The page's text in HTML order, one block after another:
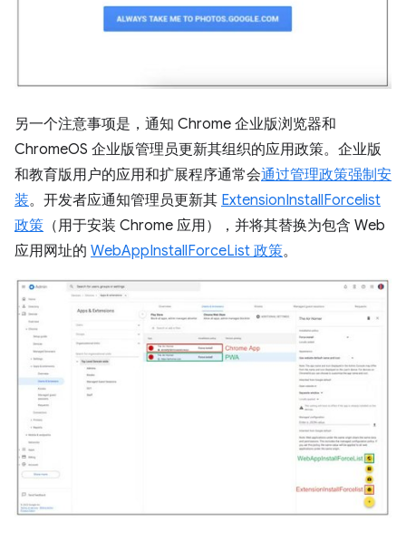
另一个注意事项是，通知 Chrome 企业版浏览器和
ChromeOS 企业版管理员更新其组织的应用政策。企业版
和教育版用户的应用和扩展程序通常会通过管理政策强制安
装。开发者应通知管理员更新其 ExtensionInstallForcelist
政策 （用于安装 Chrome 应用），并将其替换为包含 Web
应用网址的 WebAppInstallForceList 政策。